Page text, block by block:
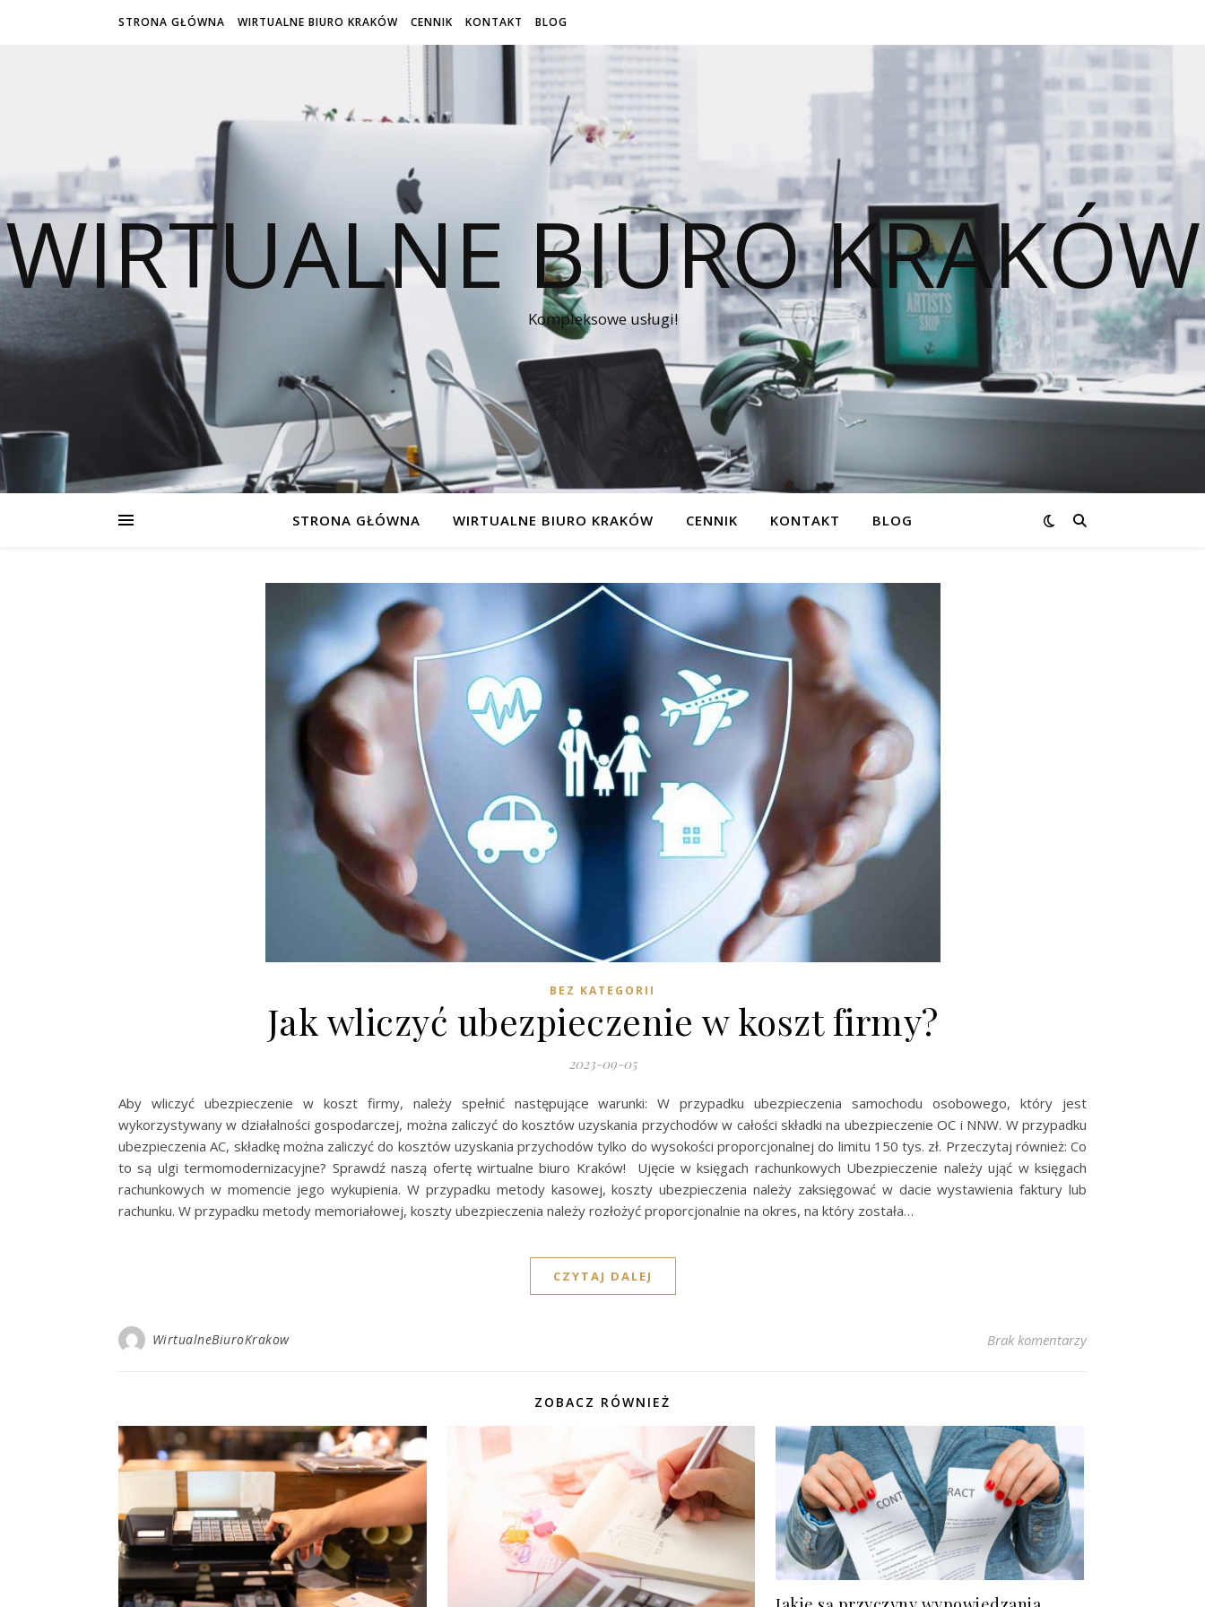
STRONA GŁÓWNA WIRTUALNE BIURO KRAKÓW CENNIK KONTAKT BLOG
WIRTUALNE BIURO KRAKÓW
Kompleksowe usługi!
STRONA GŁÓWNA WIRTUALNE BIURO KRAKÓW CENNIK KONTAKT BLOG
BEZ KATEGORII
Jak wliczyć ubezpieczenie w koszt firmy?
2023-09-05
Aby wliczyć ubezpieczenie w koszt firmy, należy spełnić następujące warunki: W przypadku ubezpieczenia samochodu osobowego, który jest
wykorzystywany w działalności gospodarczej, można zaliczyć do kosztów uzyskania przychodów w całości składki na ubezpieczenie OC i NNW. W przypadku
ubezpieczenia AC, składkę można zaliczyć do kosztów uzyskania przychodów tylko do wysokości proporcjonalnej do limitu 150 tys. zł. Przeczytaj również: Co
to są ulgi termomodernizacyjne? Sprawdź naszą ofertę wirtualne biuro Kraków! Ujęcie w księgach rachunkowych Ubezpieczenie należy ująć w księgach
rachunkowych w momencie jego wykupienia. W przypadku metody kasowej, koszty ubezpieczenia należy zaksięgować w dacie wystawienia faktury lub
rachunku. W przypadku metody memoriałowej, koszty ubezpieczenia należy rozłożyć proporcjonalnie na okres, na który została…
CZYTAJ DALEJ
WirtualneBiuroKrakow Brak komentarzy
ZOBACZ RÓWNIEŻ